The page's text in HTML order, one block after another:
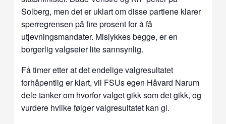
Solberg, men det er uklart om disse partiene klarer
sperregrensen på fire prosent for å få
utjevningsmandater. Mislykkes begge, er en
borgerlig valgseier lite sannsynlig.
Få timer etter at det endelige valgresultatet
forhåpentlig er klart, vil FSUs egen Håvard Narum
dele tanker om hvorfor valget gikk som det gikk, og
vurdere hvilke følger valgresultatet kan gi.